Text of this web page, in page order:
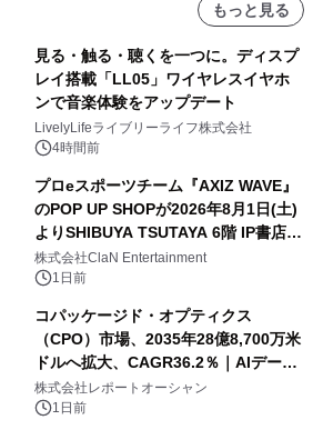
もっと見る
見る・触る・聴くを一つに。ディスプ
レイ搭載「LL05」ワイヤレスイヤホ
ンで音楽体験をアップデート
LivelyLifeライブリーライフ株式会社
4時間前
プロeスポーツチーム『AXIZ WAVE』
のPOP UP SHOPが2026年8月1日(土)
よりSHIBUYA TSUTAYA 6階 IP書店で
開催決定！！
株式会社ClaN Entertainment
1日前
コパッケージド・オプティクス
（CPO）市場、2035年28億8,700万米
ドルへ拡大、CAGR36.2％｜AIデータ
センター・高速光通信需要が成長を加
速
株式会社レポートオーシャン
1日前